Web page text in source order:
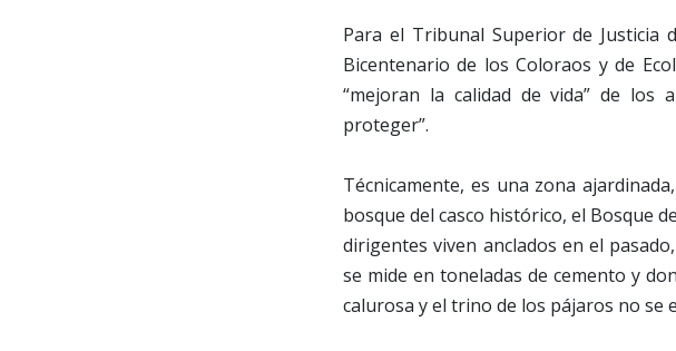
Para el Tribunal Superior de Justicia
Bicentenario de los Coloraos y de
“mejoran la calidad de vida” de los
proteger”.
Técnicamente, es una zona
bosque del casco histórico, el Bosque
dirigentes viven anclados en el
se mide en toneladas de cemento y
calurosa y el trino de los pájaros no se